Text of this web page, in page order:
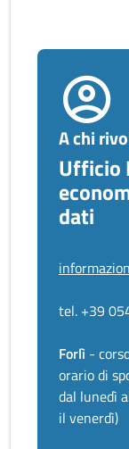
A chi
Ufficio
dati
tel. +39
Forlì -
orario di
dal lunedì
il venerdì)